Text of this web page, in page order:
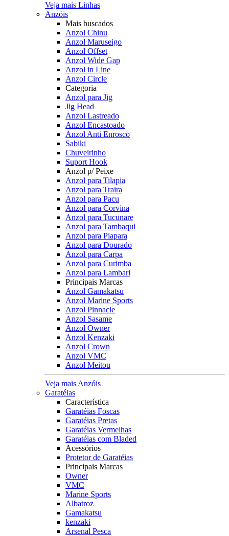
Veja mais Linhas
Anzóis
Mais buscados
Anzol Chinu
Anzol Maruseigo
Anzol Offset
Anzol Wide Gap
Anzol in Line
Anzol Circle
Categoria
Anzol para Jig
Jig Head
Anzol Lastreado
Anzol Encastoado
Anzol Anti Enrosco
Sabiki
Chuveirinho
Suport Hook
Anzol p/ Peixe
Anzol para Tilapia
Anzol para Traira
Anzol para Pacu
Anzol para Corvina
Anzol para Tucunare
Anzol para Tambaqui
Anzol para Piapara
Anzol para Dourado
Anzol para Carpa
Anzol para Curimba
Anzol para Lambari
Principais Marcas
Anzol Gamakatsu
Anzol Marine Sports
Anzol Pinnacle
Anzol Sasame
Anzol Owner
Anzol Kenzaki
Anzol Crown
Anzol VMC
Anzol Meitou
Veja mais Anzóis
Garatéias
Característica
Garatéias Foscas
Garatéias Pretas
Garatéias Vermelhas
Garatéias com Bladed
Acessórios
Protetor de Garatéias
Principais Marcas
Owner
VMC
Marine Sports
Albatroz
Gamakatsu
kenzaki
Arsenal Pesca